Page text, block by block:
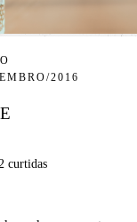
2016
curtidas